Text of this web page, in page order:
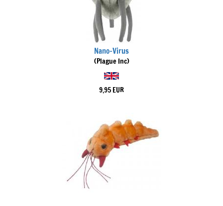
Nano-Virus
(Plague Inc)
9,95 EUR